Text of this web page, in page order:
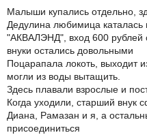
Малыши купались отдельно,
Дедулина любимица каталась
"АКВАЛЭНД", вход 600 рублей
внуки остались довольными
Поцарапала локоть, выходит
могли из воды вытащить.
Здесь плавали взрослые и
Когда уходили, старший внук
Диана, Рамазан и я, а
присоединиться